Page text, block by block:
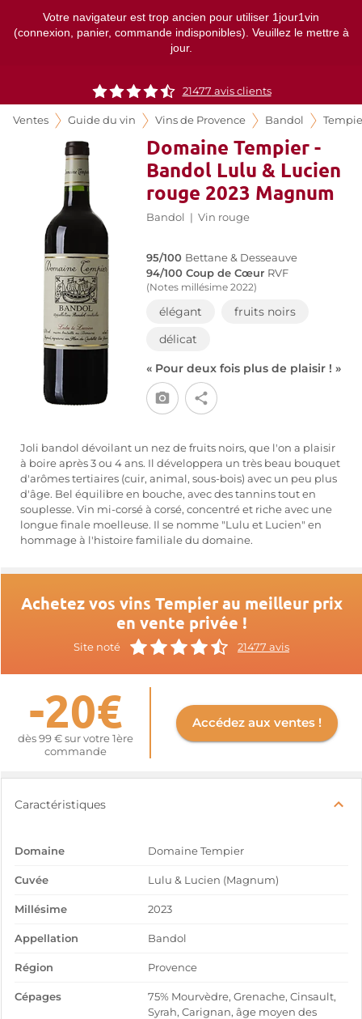
Votre navigateur est trop ancien pour utiliser 1jour1vin
(connexion, panier, commande indisponibles). Veuillez le mettre à
jour.
21477 avis clients
Ventes Guide du vin Vins de Provence Bandol
Domaine Tempier -
Bandol Lulu & Lucien
rouge 2023 Magnum
Bandol | Vin rouge
95/100 Bettane & Desseauve
94/100 Coup de Cœur RVF
(Notes millésime 2022)
élégant
fruits noirs
délicat
« Pour deux fois plus de plaisir ! »
Joli bandol dévoilant un nez de fruits noirs, que l'on a plaisir
à boire après 3 ou 4 ans. Il développera un très beau bouquet
d'arômes tertiaires (cuir, animal, sous-bois) avec un peu plus
d'âge. Bel équilibre en bouche, avec des tannins tout en
souplesse. Vin mi-corsé à corsé, concentré et riche avec une
longue finale moelleuse. Il se nomme "Lulu et Lucien" en
hommage à l'histoire familiale du domaine.
Achetez vos vins Tempier au meilleur prix
en vente privée !
Site noté 21477 avis
-20€
dès 99 € sur votre 1ère
commande
Accédez aux ventes !
Caractéristiques
Domaine Domaine Tempier
Cuvée Lulu & Lucien (Magnum)
Millésime 2023
Appellation Bandol
Région Provence
Cépages
75% Mourvèdre, Grenache, Cinsault,
Syrah, Carignan, âge moyen des